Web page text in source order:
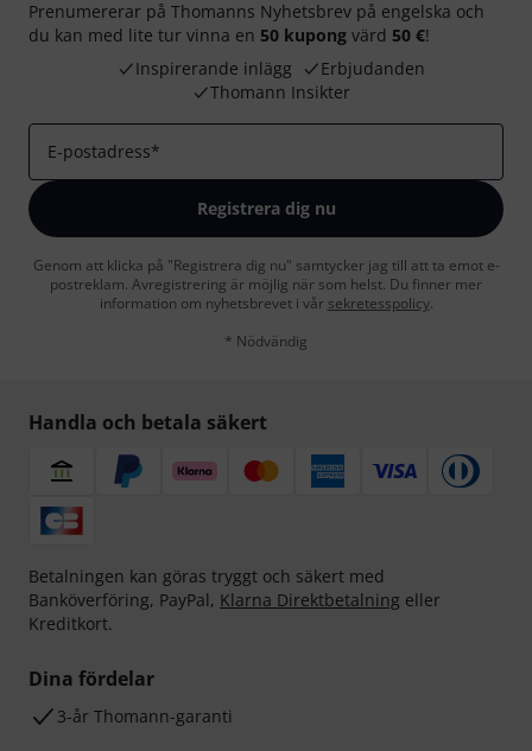
Prenumererar på Thomanns Nyhetsbrev på engelska och
du kan med lite tur vinna en 50 kupong värd 50 €!
Inspirerande inlägg
Erbjudanden
Thomann Insikter
E-postadress*
Registrera dig nu
Genom att klicka på "Registrera dig nu" samtycker jag till att ta emot e-
postreklam. Avregistrering är möjlig när som helst. Du finner mer
information om nyhetsbrevet i vår sekretesspolicy.
* Nödvändig
Handla och betala säkert
Betalningen kan göras tryggt och säkert med
Banköverföring, PayPal, Klarna Direktbetalning eller
Kreditkort.
Dina fördelar
3-år Thomann-garanti